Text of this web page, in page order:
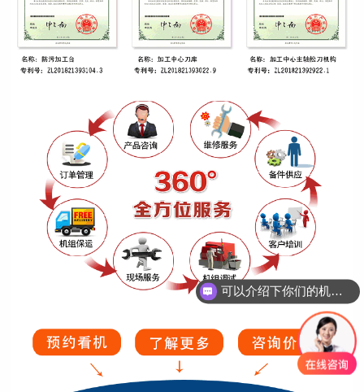
可以介绍下你们的机床吗？
机床多少钱一台？